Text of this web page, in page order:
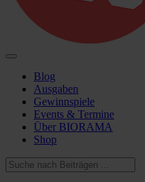
Blog
Ausgaben
Gewinnspiele
Events & Termine
Über BIORAMA
Shop